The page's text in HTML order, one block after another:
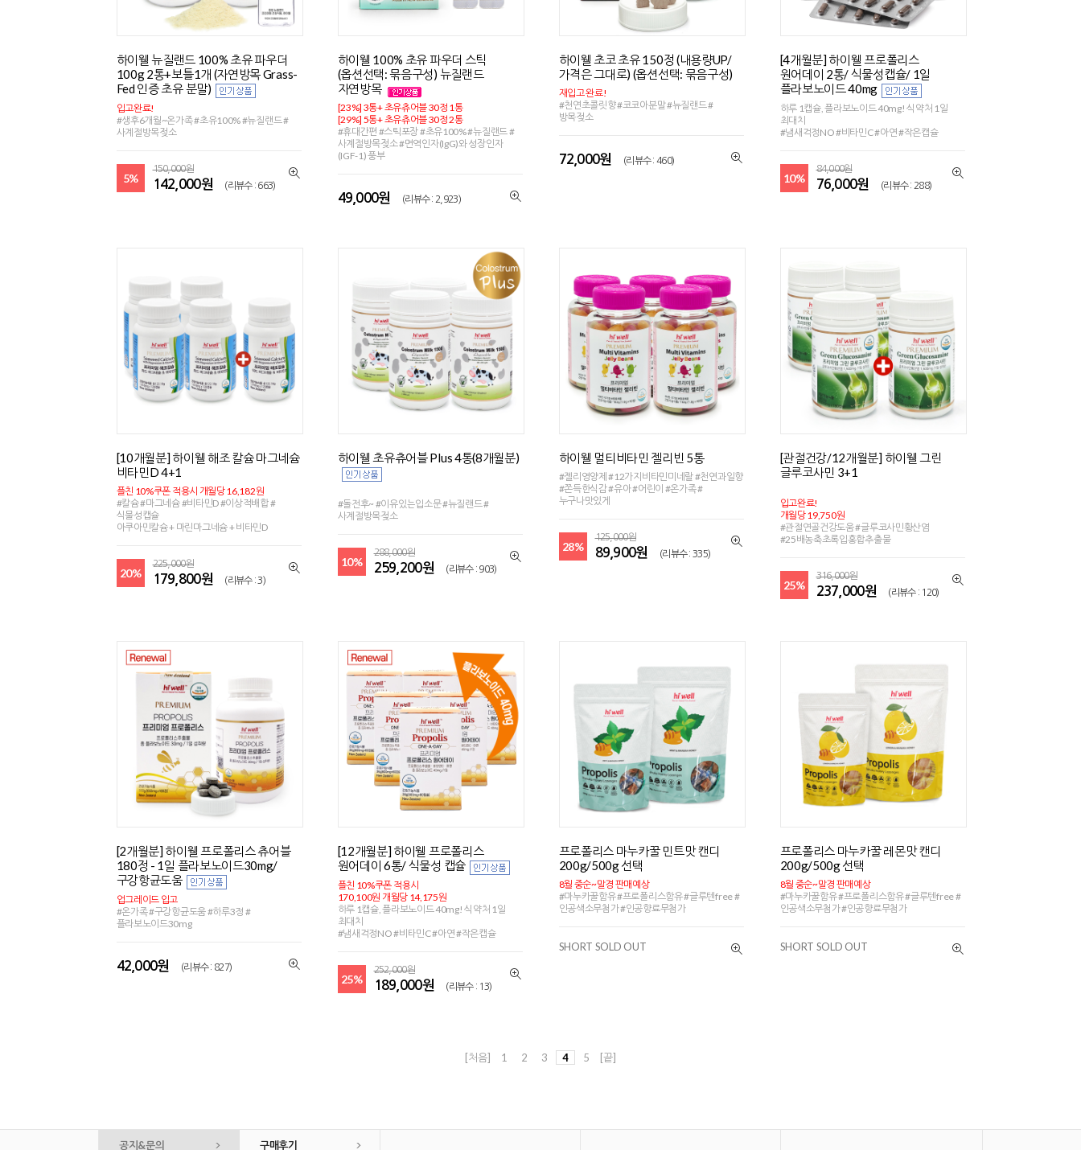
하이웰 뉴질랜드 100% 초유 파우더
100g 2통+보틀1개 (자연방목 Grass-
Fed 인증 초유 분말)
입고완료!
#생후6개월~온가족 #초유100% #뉴질랜드 #
사계절방목젖소
5%
150,000원
142,000원 (리뷰수 : 663)
하이웰 100% 초유 파우더 스틱
(옵션선택: 묶음구성) 뉴질랜드
자연방목
[23%] 3통+ 초유츄어블 30정 1통
[29%] 5통+ 초유츄어블 30정 2통
#휴대간편 #스틱포장 #초유100% #뉴질랜드 #
사계절방목젖소 #면역인자(IgG)와 성장인자
(IGF-1) 풍부
49,000원 (리뷰수 : 2,923)
하이웰 초코 초유 150정 (내용량UP/
가격은 그대로) (옵션선택: 묶음구성)
재입고 완료!
#천연초콜릿향 #코코아분말 #뉴질랜드 #
방목젖소
72,000원 (리뷰수 : 460)
[4개월분] 하이웰 프로폴리스
원어데이 2통/ 식물성캡슐/ 1일
플라보노이드 40mg
하루 1캡슐, 플라보노이드 40mg! 식약처 1일
최대치
#냄새걱정NO #비타민C #아연 #작은캡슐
10%
84,000원
76,000원 (리뷰수 : 288)
[10개월분] 하이웰 해조 칼슘 마그네슘
비타민D 4+1
플친 10%쿠폰 적용시 개월당 16,182원
#칼슘 #마그네슘 #비타민D #이상적배합 #
식물성캡슐
아쿠아민칼슘 + 마린마그네슘 + 비타민D
20%
225,000원
179,800원 (리뷰수 : 3)
하이웰 초유츄어블 Plus 4통(8개월분)
#돌전후~ #이유있는입소문 #뉴질랜드 #
사계절방목젖소
10%
288,000원
259,200원 (리뷰수 : 903)
하이웰 멀티비타민 젤리빈 5통
#젤리영양제 #12가지비타민미네랄 #천연과일향
#쫀득한식감 #유아 #어린이 #온가족 #
누구나맛있게
28%
125,000원
89,900원 (리뷰수 : 335)
[관절건강/12개월분] 하이웰 그린
글루코사민 3+1
입고완료!
개월당 19,750원
#관절연골건강도움 #글루코사민황산염
#25배농축초록입홍합추출물
25%
316,000원
237,000원 (리뷰수 : 120)
[2개월분] 하이웰 프로폴리스 츄어블
180정 - 1일 플라보노이드30mg/
구강항균도움
업그레이드 입고
#온가족 #구강항균도움 #하루3정 #
플라보노이드30mg
42,000원 (리뷰수 : 827)
[12개월분] 하이웰 프로폴리스
원어데이 6통/ 식물성 캡슐
플친 10%쿠폰 적용시
170,100원 개월당 14,175원
하루 1캡슐, 플라보노이드 40mg! 식약처 1일
최대치
#냄새걱정NO #비타민C #아연 #작은캡슐
25%
252,000원
189,000원 (리뷰수 : 13)
프로폴리스 마누카꿀 민트맛 캔디
200g/500g 선택
8월 중순~말경 판매예상
#마누카꿀함유 #프로폴리스함유 #글루텐free #
인공색소무첨가 #인공향료무첨가
SHORT SOLD OUT
프로폴리스 마누카꿀 레몬맛 캔디
200g/500g 선택
8월 중순~말경 판매예상
#마누카꿀함유 #프로폴리스함유 #글루텐free #
인공색소무첨가 #인공향료무첨가
SHORT SOLD OUT
[처음] 1 2 3 4 5 [끝]
공지&문의 구매후기